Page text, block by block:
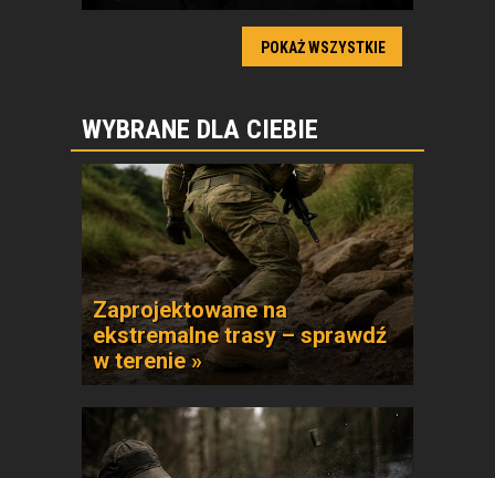
POKAŻ WSZYSTKIE
WYBRANE DLA CIEBIE
Zaprojektowane na
ekstremalne trasy – sprawdź
w terenie »